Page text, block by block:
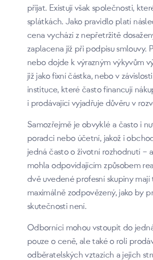
přijat. Existují však společnosti,
splátkách. Jako pravidlo platí
cena vychází z nepřetržitě
zaplacena již při podpisu
nebo dojde k výrazným výkyvům
již jako fixní částka, nebo v
instituce, které často financují
i prodávající vyjadřuje důvěru v
Samozřejmě je obvyklé a často i
poradci nebo účetní, jakož i
jedná často o životní rozhodnutí –
mohla odpovídajícím způsobem
dvě uvedené profesní skupiny
maximálně zodpovězený, jako by
skutečnosti není.
Odborníci mohou vstoupit do
pouze o ceně, ale také o roli
odběratelských vztazích a jejich